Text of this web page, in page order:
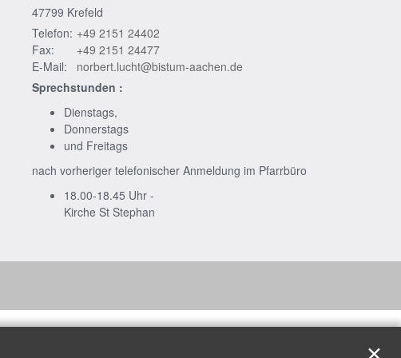
47799 Krefeld
Telefon: +49 2151 24402
Fax:
+49 2151 24477
E-Mail:
norbert.lucht@bistum-aachen.de
Sprechstunden :
Dienstags,
Donnerstags
und Freitags
nach vorheriger telefonischer Anmeldung im Pfarrbüro
18.00-18.45 Uhr -
Kirche St Stephan